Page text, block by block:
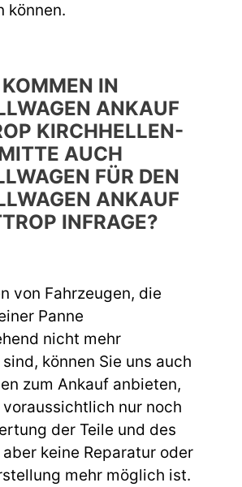
können.
KOMMEN IN
ANKAUF
KIRCHHELLEN-
AUCH
FÜR DEN
ANKAUF
INFRAGE?
von Fahrzeugen, die
Panne
nicht mehr
können Sie uns auch
zum Ankauf anbieten,
nur noch
der Teile und des
keine Reparatur oder
mehr möglich ist.